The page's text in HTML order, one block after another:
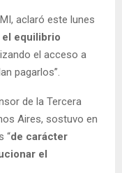
aclaró este lunes
equilibrio
el acceso a
pagarlos”.
de la Tercera
Aires, sostuvo en
“de carácter
el